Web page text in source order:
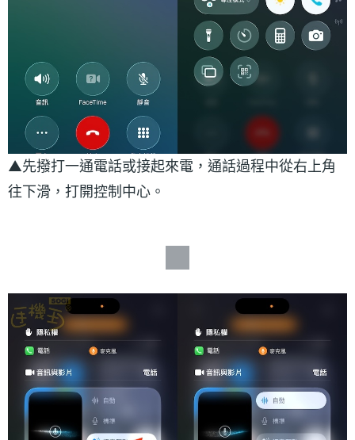
▲先撥打一通電話或接起來電，通話過程中從右上角
往下滑，打開控制中心。